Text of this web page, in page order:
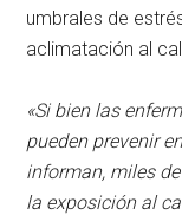
umbrales de
aclimatación al
«Si bien las
pueden prevenir
informan, miles
la exposición al